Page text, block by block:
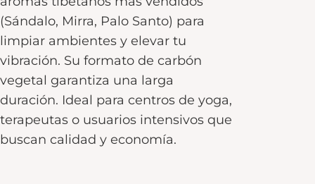
(Sándalo, Mirra, Palo Santo) para
limpiar ambientes y elevar tu
vibración. Su formato de carbón
vegetal garantiza una larga
duración. Ideal para centros de yoga,
terapeutas o usuarios intensivos que
buscan calidad y economía.